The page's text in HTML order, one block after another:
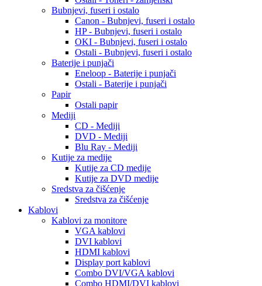
Bubnjevi, fuseri i ostalo
Canon - Bubnjevi, fuseri i ostalo
HP - Bubnjevi, fuseri i ostalo
OKI - Bubnjevi, fuseri i ostalo
Ostali - Bubnjevi, fuseri i ostalo
Baterije i punjači
Eneloop - Baterije i punjači
Ostali - Baterije i punjači
Papir
Ostali papir
Mediji
CD - Mediji
DVD - Mediji
Blu Ray - Mediji
Kutije za medije
Kutije za CD medije
Kutije za DVD medije
Sredstva za čišćenje
Sredstva za čišćenje
Kablovi
Kablovi za monitore
VGA kablovi
DVI kablovi
HDMI kablovi
Display port kablovi
Combo DVI/VGA kablovi
Combo HDMI/DVI kablovi